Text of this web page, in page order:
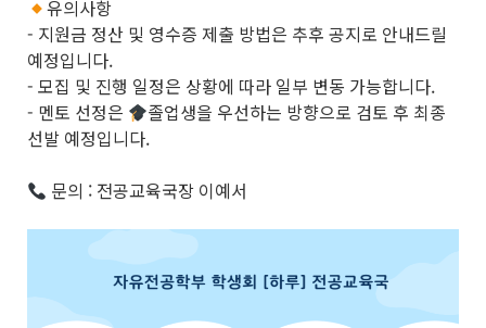
유의사항
- 지원금 정산 및 영수증 제출 방법은 추후 공지로 안내드릴
예정입니다.
- 모집 및 진행 일정은 상황에 따라 일부 변동 가능합니다.
- 멘토 선정은
졸업생을 우선하는 방향으로 검토 후 최종
선발 예정입니다.
문의 : 전공교육국장 이예서